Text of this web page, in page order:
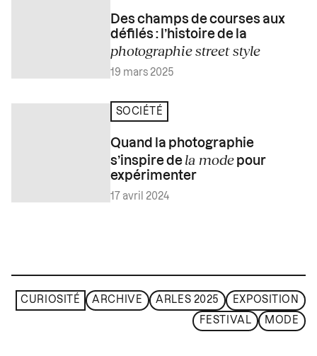
Des champs de courses aux
défilés : l’histoire de la
photographie street style
19 mars 2025
SOCIÉTÉ
Quand la photographie
s’inspire de la mode pour
expérimenter
17 avril 2024
CURIOSITÉ ARCHIVE ARLES 2025 EXPOSITION
FESTIVAL MODE